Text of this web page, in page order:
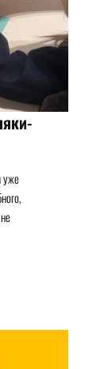
уже